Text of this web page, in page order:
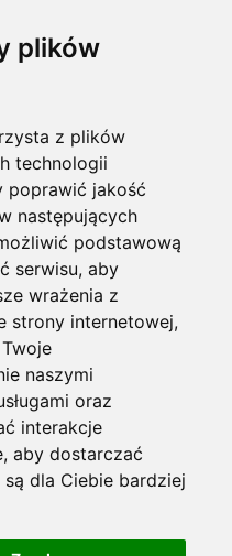
plików
z plików
technologii
poprawić jakość
następujących
podstawową
serwisu, aby
wrażenia z
strony internetowej,
naszymi
oraz
interakcje
, aby dostarczać
dla Ciebie bardziej